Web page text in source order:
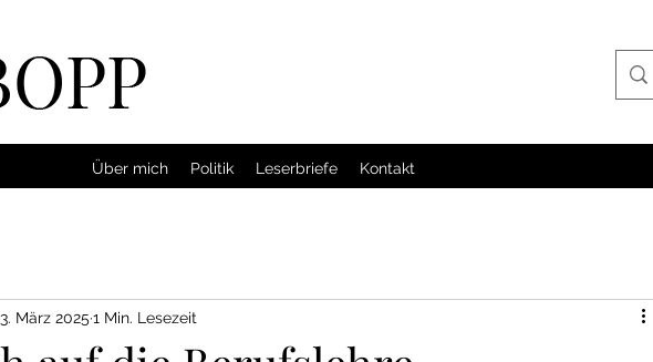
Über mich Politik Leserbriefe Kontakt
März 2025 1 Min. Lesezeit